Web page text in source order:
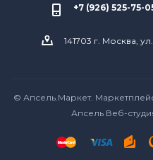
+7 (926) 525-75-
141703 г. Москва,
© Апсель.Маркет.
Апсель Веб-